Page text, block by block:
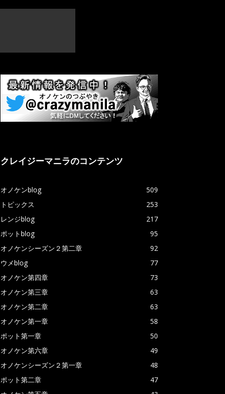
クレイジーマニラのコンテンツ
オノケンblog
509
トピックス
253
レンジblog
217
ポットblog
95
オノケンシーズン２第二章
92
ウメblog
77
オノケン第四章
73
オノケン第三章
63
オノケン第二章
63
オノケン第一章
58
ポット第一章
50
オノケン第六章
49
オノケンシーズン２第一章
48
ポット第二章
47